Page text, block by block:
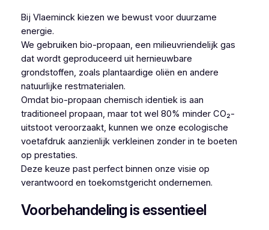
Bij Vlaeminck kiezen we bewust voor duurzame
energie.
We gebruiken bio-propaan, een milieuvriendelijk gas
dat wordt geproduceerd uit hernieuwbare
grondstoffen, zoals plantaardige oliën en andere
natuurlijke restmaterialen.
Omdat bio-propaan chemisch identiek is aan
traditioneel propaan, maar tot wel 80% minder CO₂-
uitstoot veroorzaakt, kunnen we onze ecologische
voetafdruk aanzienlijk verkleinen zonder in te boeten
op prestaties.
Deze keuze past perfect binnen onze visie op
verantwoord en toekomstgericht ondernemen.
Voorbehandeling is essentieel